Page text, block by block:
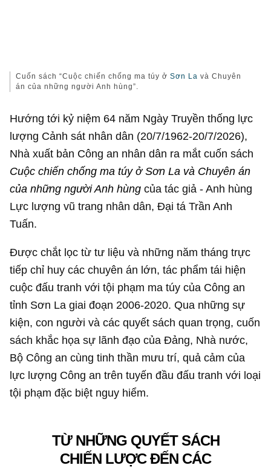
Cuốn sách “Cuộc chiến chống ma túy ởSơn La và Chuyên
án của những người Anh hùng”.
Hướng tới kỷ niệm 64 năm Ngày Truyền thống lực
lượng Cảnh sát nhân dân (20/7/1962-20/7/2026),
Nhà xuất bản Công an nhân dân ra mắt cuốn sách
Cuộc chiến chống ma túy ở Sơn La và Chuyên án
của những người Anh hùng của tác giả - Anh hùng
Lực lượng vũ trang nhân dân, Đại tá Trần Anh
Tuấn.
Được chắt lọc từ tư liệu và những năm tháng trực
tiếp chỉ huy các chuyên án lớn, tác phẩm tái hiện
cuộc đấu tranh với tội phạm ma túy của Công an
tỉnh Sơn La giai đoạn 2006-2020. Qua những sự
kiện, con người và các quyết sách quan trọng, cuốn
sách khắc họa sự lãnh đạo của Đảng, Nhà nước,
Bộ Công an cùng tinh thần mưu trí, quả cảm của
lực lượng Công an trên tuyến đầu đấu tranh với loại
tội phạm đặc biệt nguy hiểm.
TỪ NHỮNG QUYẾT SÁCH
CHIẾN LƯỢC ĐẾN CÁC